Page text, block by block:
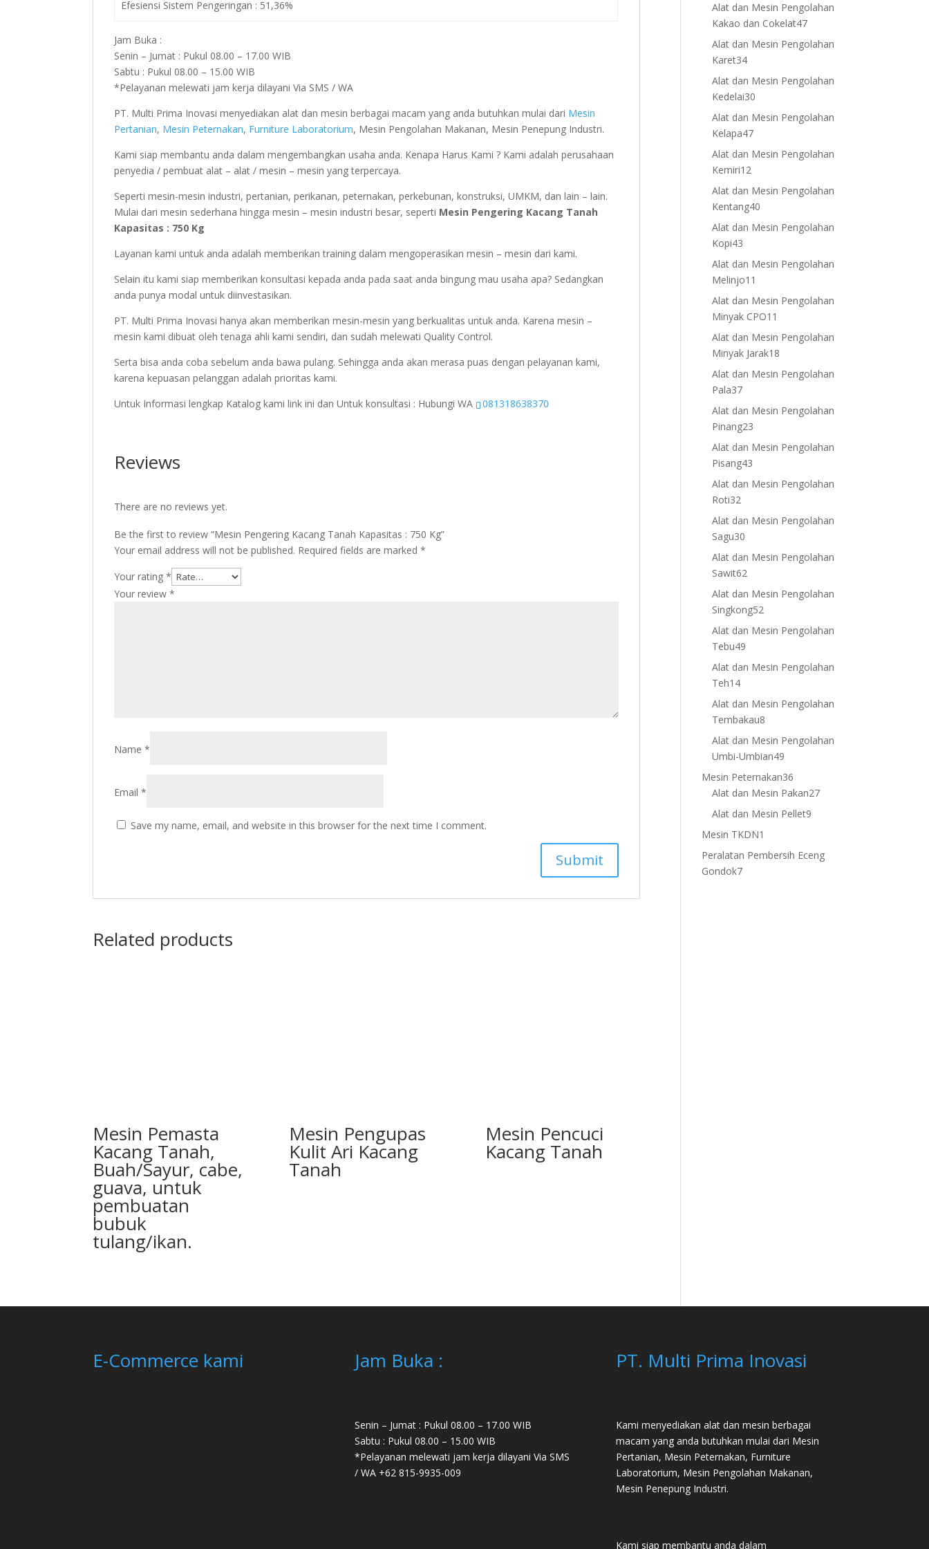
Efesiensi Sistem Pengeringan : 51,36%
Jam Buka :
Senin – Jumat : Pukul 08.00 – 17.00 WIB
Sabtu : Pukul 08.00 – 15.00 WIB
*Pelayanan melewati jam kerja dilayani Via SMS / WA
PT. Multi Prima Inovasi menyediakan alat dan mesin berbagai macam yang anda butuhkan mulai dari Mesin
Pertanian, Mesin Peternakan, Furniture Laboratorium, Mesin Pengolahan Makanan, Mesin Penepung Industri.
Kami siap membantu anda dalam mengembangkan usaha anda. Kenapa Harus Kami ? Kami adalah perusahaan
penyedia / pembuat alat – alat / mesin – mesin yang terpercaya.
Seperti mesin-mesin industri, pertanian, perikanan, peternakan, perkebunan, konstruksi, UMKM, dan lain – lain.
Mulai dari mesin sederhana hingga mesin – mesin industri besar, seperti Mesin Pengering Kacang Tanah
Kapasitas : 750 Kg
Layanan kami untuk anda adalah memberikan training dalam mengoperasikan mesin – mesin dari kami.
Selain itu kami siap memberikan konsultasi kepada anda pada saat anda bingung mau usaha apa? Sedangkan
anda punya modal untuk diinvestasikan.
PT. Multi Prima Inovasi hanya akan memberikan mesin-mesin yang berkualitas untuk anda. Karena mesin –
mesin kami dibuat oleh tenaga ahli kami sendiri, dan sudah melewati Quality Control.
Serta bisa anda coba sebelum anda bawa pulang. Sehingga anda akan merasa puas dengan pelayanan kami,
karena kepuasan pelanggan adalah prioritas kami.
Untuk Informasi lengkap Katalog kami link ini dan Untuk konsultasi : Hubungi WA
081318638370
Reviews
There are no reviews yet.
Be the first to review “Mesin Pengering Kacang Tanah Kapasitas : 750 Kg”
Your email address will not be published. Required fields are marked*
Your rating*
Your review*
Name*
Email*
Save my name, email, and website in this browser for the next time I comment.
Related products
Mesin Pemasta
Kacang Tanah,
Buah/Sayur, cabe,
guava, untuk
pembuatan
bubuk
tulang/ikan.
Mesin Pengupas
Kulit Ari Kacang
Tanah
Mesin Pencuci
Kacang Tanah
Alat dan Mesin Pengolahan
Kakao dan Cokelat4747
products
Alat dan Mesin Pengolahan
Karet3434
products
Alat dan Mesin Pengolahan
Kedelai30
products
Alat dan Mesin Pengolahan
Kelapa4747
products
Alat dan Mesin Pengolahan
Kemiri12
products
Alat dan Mesin Pengolahan
Kentang40
products
Alat dan Mesin Pengolahan
Kopi43
products
Alat dan Mesin Pengolahan
Melinjo11
products
Alat dan Mesin Pengolahan
Minyak CPO11
products
Alat dan Mesin Pengolahan
Minyak Jarak18
products
Alat dan Mesin Pengolahan
Pala3737
products
Alat dan Mesin Pengolahan
Pinang23
products
Alat dan Mesin Pengolahan
Pisang43
products
Alat dan Mesin Pengolahan
Roti32
products
Alat dan Mesin Pengolahan
Sagu30
products
Alat dan Mesin Pengolahan
Sawit62
products
Alat dan Mesin Pengolahan
Singkong52
products
Alat dan Mesin Pengolahan
Tebu49
products
Alat dan Mesin Pengolahan
Teh1414
products
Alat dan Mesin Pengolahan
Tembakau8
products
Alat dan Mesin Pengolahan
Umbi-Umbian49
products
Mesin Peternakan36
products
Alat dan Mesin Pakan2727
Alat dan Mesin Pellet9
Mesin TKDN1
product
Peralatan Pembersih Eceng
Gondok77
E-Commerce kami Jam Buka :
Senin – Jumat : Pukul 08.00 – 17.00 WIB
Sabtu : Pukul 08.00 – 15.00 WIB
*Pelayanan melewati jam kerja dilayani Via SMS
/ WA +62 815-9935-009
PT. Multi Prima Inovasi
Kami menyediakan alat dan mesin berbagai
macam yang anda butuhkan mulai dari Mesin
Pertanian, Mesin Peternakan, Furniture
Laboratorium, Mesin Pengolahan Makanan,
Mesin Penepung Industri.
Kami siap membantu anda dalam